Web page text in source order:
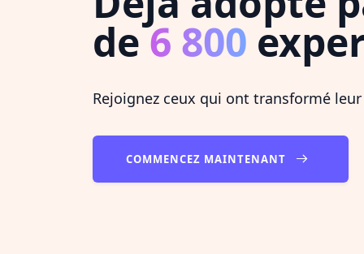
de6 800
Rejoignez ceux qui ont transformé
COMMENCEZ MAINTENANT